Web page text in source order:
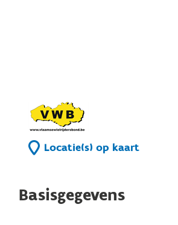
Locatie(s) op kaart
Basisgegevens